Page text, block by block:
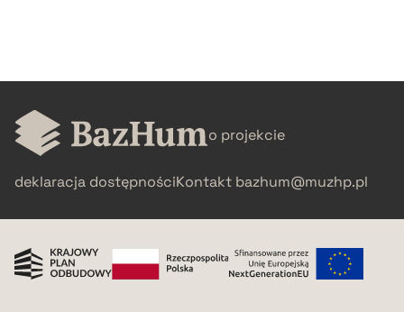
BIBTEX
o projekcie
deklaracja dostępnościKontakt bazhum@muzhp.pl